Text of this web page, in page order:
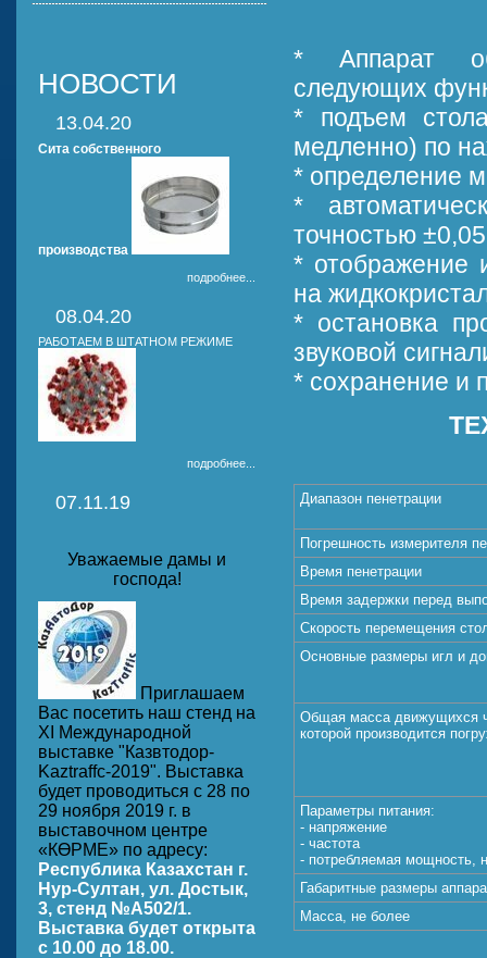
НОВОСТИ
13.04.20
Сита собственного
производства
подробнее...
08.04.20
РАБОТАЕМ В ШТАТНОМ РЕЖИМЕ
подробнее...
07.11.19
Уважаемые дамы и
господа!
Приглашаем
Вас посетить наш стенд на
ХI Международной
выставке "Казвтодор-
Kaztraffc-2019". Выставка
будет проводиться с 28 по
29 ноября 2019 г. в
выставочном центре
«КӨРМЕ» по адресу:
Республика Казахстан г.
Нур-Султан, ул. Достык,
3, стенд №A502/1.
Выставка будет открыта
с 10.00 до 18.00.
* Аппарат
следующих
* подъем
медленно) по
* определение
*
точностью
* отображение
на
* остановка
звуковой
* сохранение и
Диапазон пенетрации
Погрешность измерителя
Время пенетрации
Время задержки перед
Скорость перемещения
Основные размеры игл и
Общая масса движущихся
которой производится
Параметры питания:
- напряжение
- частота
- потребляемая мощность,
Габаритные размеры
Масса, не более